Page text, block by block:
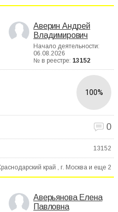
Аверин Андрей
Владимирович
Начало деятельности:
06.08.2026
№ в реестре: 13152
100%
0
13152
край , г. Москва и еще 2
Аверьянова Елена
Павловна